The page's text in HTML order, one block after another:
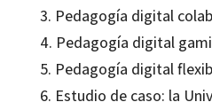
3. Pedagogía digital
4. Pedagogía digital
5. Pedagogía digital
6. Estudio de caso: la